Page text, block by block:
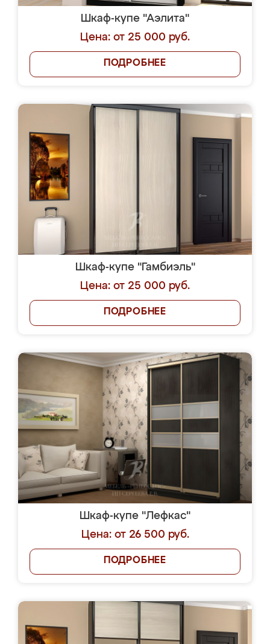
Шкаф-купе "Аэлита"
Цена: от 25 000 руб.
ПОДРОБНЕЕ
Шкаф-купе "Гамбиэль"
Цена: от 25 000 руб.
ПОДРОБНЕЕ
Шкаф-купе "Лефкас"
Цена: от 26 500 руб.
ПОДРОБНЕЕ